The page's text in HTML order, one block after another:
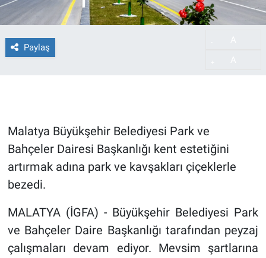
Paylaş
Malatya Büyükşehir Belediyesi Park ve
Bahçeler Dairesi Başkanlığı kent estetiğini
artırmak adına park ve kavşakları çiçeklerle
bezedi.
MALATYA (İGFA) - Büyükşehir Belediyesi Park
ve Bahçeler Daire Başkanlığı tarafından peyzaj
çalışmaları devam ediyor. Mevsim şartlarına